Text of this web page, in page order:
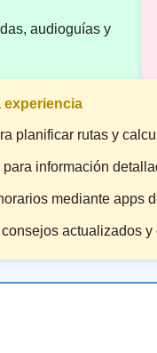
audioguías y
experiencia
planificar rutas y
información
mediante apps
actualizados